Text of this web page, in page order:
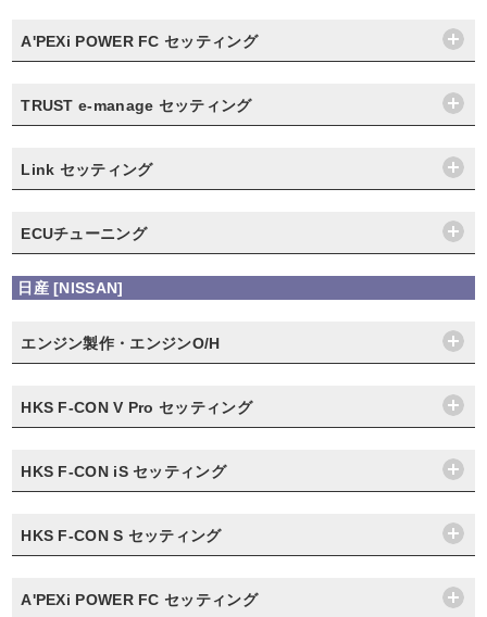
A'PEXi POWER FC セッティング
TRUST e-manage セッティング
Link セッティング
ECUチューニング
日産 [NISSAN]
エンジン製作・エンジンO/H
HKS F-CON V Pro セッティング
HKS F-CON iS セッティング
HKS F-CON S セッティング
A'PEXi POWER FC セッティング